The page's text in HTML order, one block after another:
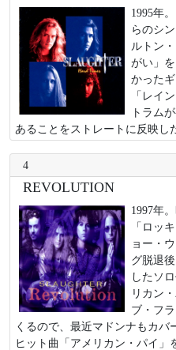
1995年
らのシ
ルトン
がい」
かった
「レイ
トラム
あることをストレートに反映し
4
REVOLUTION
1997年
「ロッ
ョー・
グ脱退
したソ
リカン
ブ・フ
くるので、最近マドンナもカバ
ヒット曲「アメリカン・パイ」